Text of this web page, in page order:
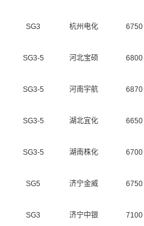
SG3 杭州电化 6750
SG3-5 河北宝硕 6800
SG3-5 河南宇航 6870
SG3-5 湖北宜化 6650
SG3-5 湖南株化 6700
SG5 济宁金威 6750
SG3 济宁中银 7100